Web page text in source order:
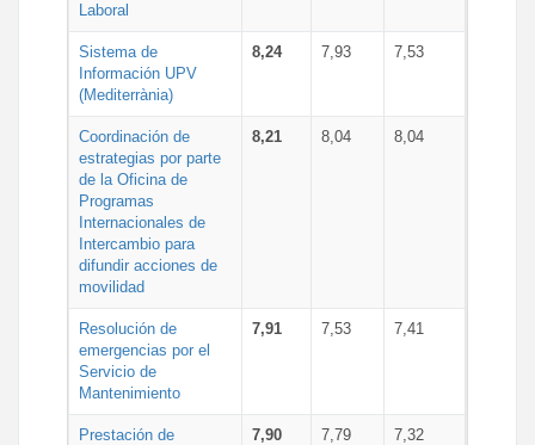
Laboral
Sistema de
Información UPV
(Mediterrània)
8,24 7,93 7,53
Coordinación de
estrategias por parte
de la Oficina de
Programas
Internacionales de
Intercambio para
difundir acciones de
movilidad
8,21 8,04 8,04
Resolución de
emergencias por el
Servicio de
Mantenimiento
7,91 7,53 7,41
Prestación de
7,90 7,79 7,32